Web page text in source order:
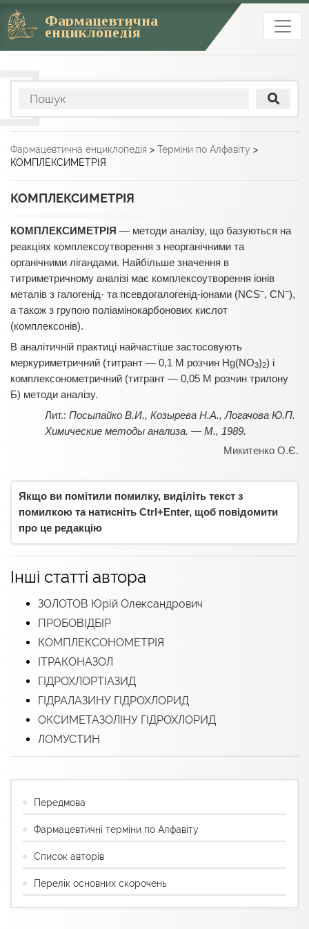
Фармацевтична
енциклопедія
Фармацевтична енциклопедія > Терміни по Алфавіту >
КОМПЛЕКСИМЕТРІЯ
КОМПЛЕКСИМЕТРІЯ
КОМПЛЕКСИМЕТРІЯ — методи аналізу, що базуються на
реакціях комплексоутворення з неорганічними та
органічними лігандами. Найбільше значення в
титриметричному аналізі має комплексоутворення іонів
металів з галогенід- та псевдогалогенід-іонами (NCS–, CN–),
а також з групою поліамінокарбонових кислот
(комплексонів).
В аналітичній практиці найчастіше застосовують
меркуриметричний (титрант — 0,1 М розчин Hg(NO3)2) і
комплексонометричний (титрант — 0,05 М розчин трилону
Б) методи аналізу.
Посыпайко В.И., Козырева Н.А., Логачова Ю.П.
Химические методы анализа. — М., 1989.
Микитенко О.Є.
Якщо ви помітили помилку, виділіть текст з
помилкою та натисніть Ctrl+Enter, щоб повідомити
про це редакцію
Інші статті автора
ЗОЛОТОВ Юрій Олександрович
ПРОБОВІДБІР
КОМПЛЕКСОНОМЕТРІЯ
ІТРАКОНАЗОЛ
ГІДРОХЛОРТІАЗИД
ГІДРАЛАЗИНУ ГІДРОХЛОРИД
ОКСИМЕТАЗОЛІНУ ГІДРОХЛОРИД
ЛОМУСТИН
Передмова
Фармацевтичні терміни по Алфавіту
Список авторів
Перелік основних скорочень